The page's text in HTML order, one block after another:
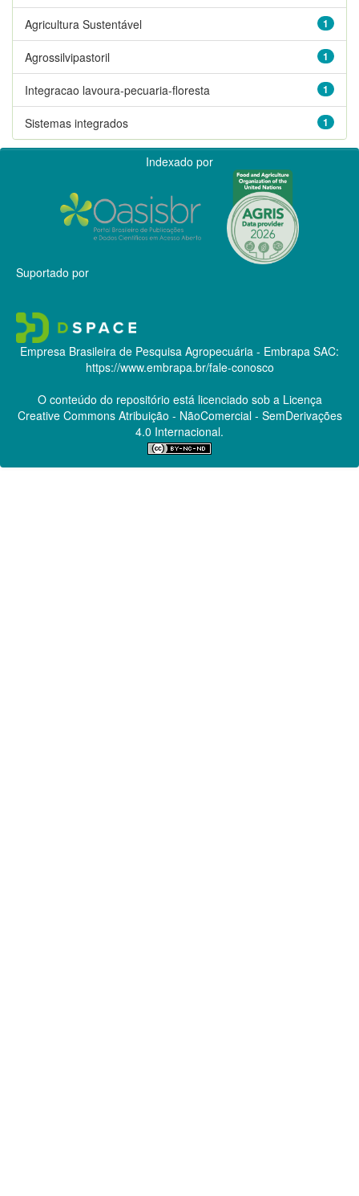
1
Agricultura Sustentável
1
Agrossilvipastoril
1
Integracao lavoura-pecuaria-floresta
1
Sistemas integrados
Indexado por
Suportado por
Empresa Brasileira de Pesquisa Agropecuária - Embrapa SAC:
https://www.embrapa.br/fale-conosco
O conteúdo do repositório está licenciado sob a Licença
Creative CommonsAtribuição - NãoComercial - SemDerivações
4.0 Internacional.